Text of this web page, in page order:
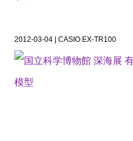
2012-03-04 | CASIO EX-TR100